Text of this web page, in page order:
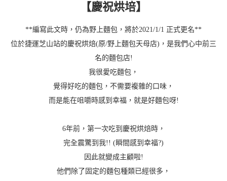
【慶祝烘培】
**編寫此文時，仍為野上麵包，將於2021/1/1 正式更名**
位於捷運芝山站的慶祝烘焙(原/野上麵包天母店)，是我們心中前三
名的麵包店!
我很愛吃麵包，
覺得好吃的麵包，不需要複雜的口味，
而是能在咀嚼時感到幸福，就是好麵包呀!
6年前，第一次吃到慶祝烘焙時，
完全震驚到我!! (瞬間感到幸福?)
因此就變成主顧啦!
他們除了固定的麵包種類已經很多，